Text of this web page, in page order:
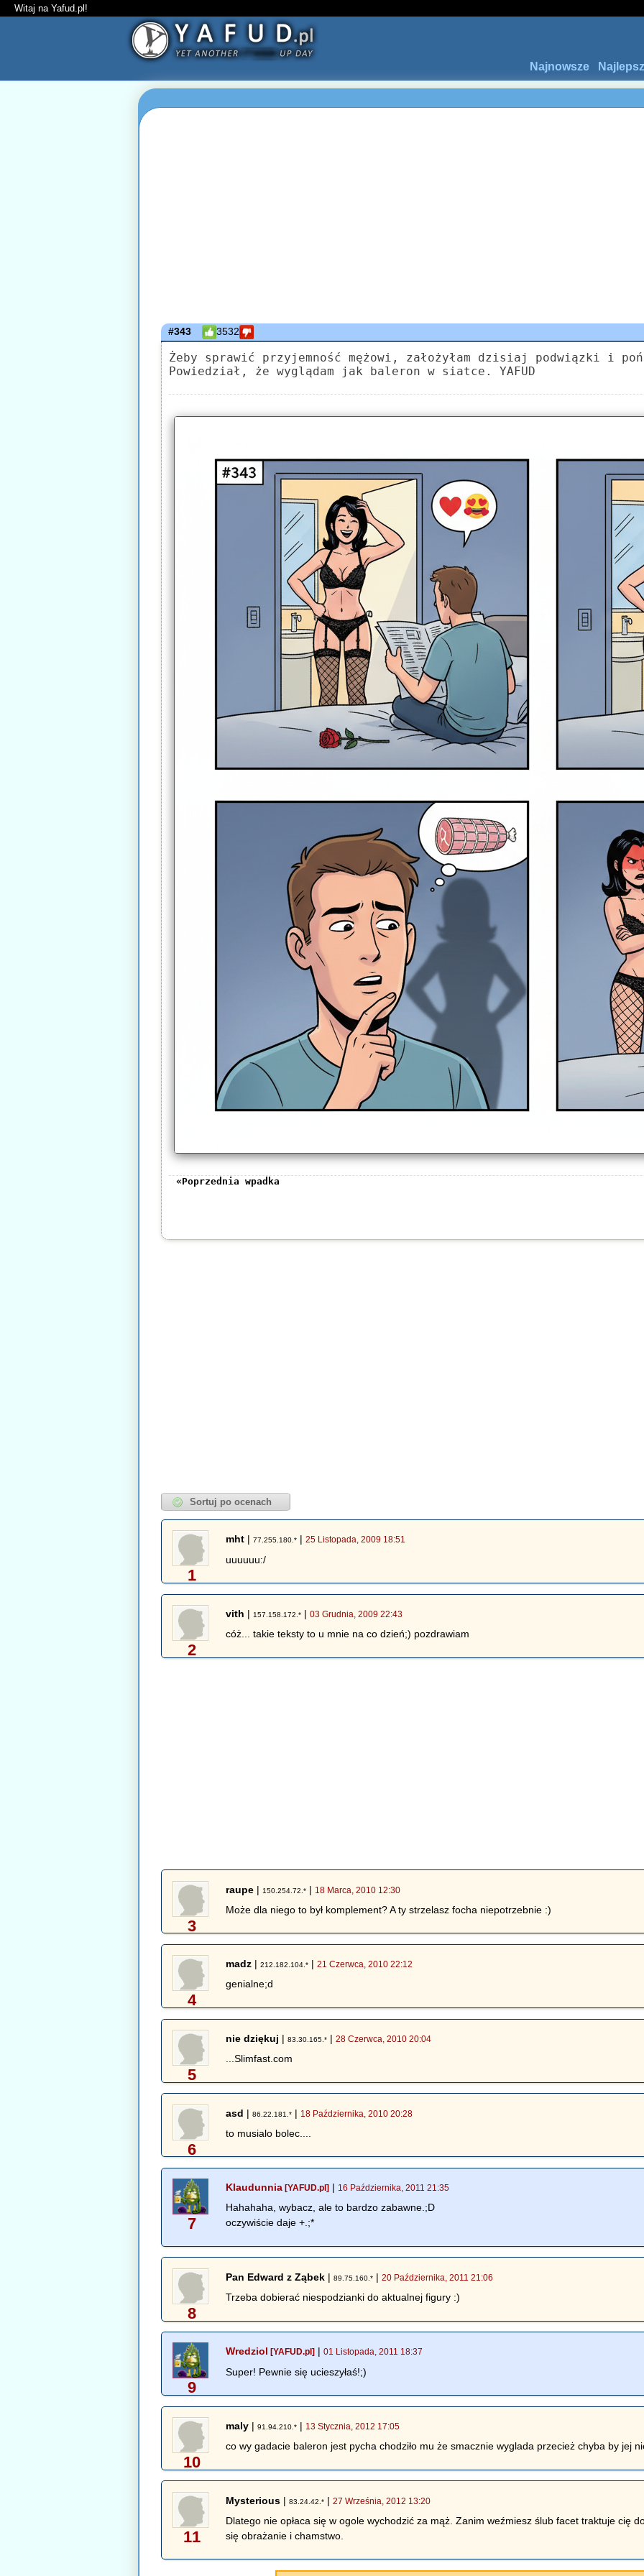
Witaj na Yafud.pl!
Najnowsze
#343 3532
Żeby sprawić przyjemność mężowi, założyłam dzisiaj podwiązki i
Powiedział, że wyglądam jak baleron w siatce. YAFUD
«Poprzednia wpadka
1
mht |77.255.180.* |25 Listopada, 2009 18:51
uuuuuu:/
2
vith | 157.158.172.* |03 Grudnia, 2009 22:43
cóż... takie teksty to u mnie na co dzień;) pozdrawiam
3
raupe | 150.254.72.* | 18 Marca, 2010 12:30
Może dla niego to był komplement? A ty strzelasz focha niepotrzebnie :)
4
madz |212.182.104.* |21 Czerwca, 2010 22:12
genialne;d
5
nie dziękuj |83.30.165.* |28 Czerwca, 2010 20:04
...Slimfast.com
6
asd |86.22.181.* | 18 Października, 2010 20:28
to musialo bolec....
7
Klaudunnia [YAFUD.pl] | 16 Października, 2011 21:35
Hahahaha, wybacz, ale to bardzo zabawne.;D
oczywiście daje +.;*
8
Pan Edward z Ząbek |89.75.160.* |20 Października, 2011 21:06
Trzeba dobierać niespodzianki do aktualnej figury :)
9
Wredziol [YAFUD.pl] |01 Listopada, 2011 18:37
Super! Pewnie się ucieszyłaś!;)
10
maly |91.94.210.* | 13 Stycznia, 2012 17:05
co wy gadacie baleron jest pycha chodziło mu że smacznie wyglada przecież chyba by jej
11
Mysterious |83.24.42.* |27 Września, 2012 13:20
Dlatego nie opłaca się w ogole wychodzić za mąż. Zanim weźmiesz ślub facet traktuje cię
się obrażanie i chamstwo.